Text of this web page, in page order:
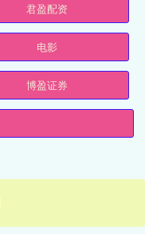
君盈配资
电影
博盈证券